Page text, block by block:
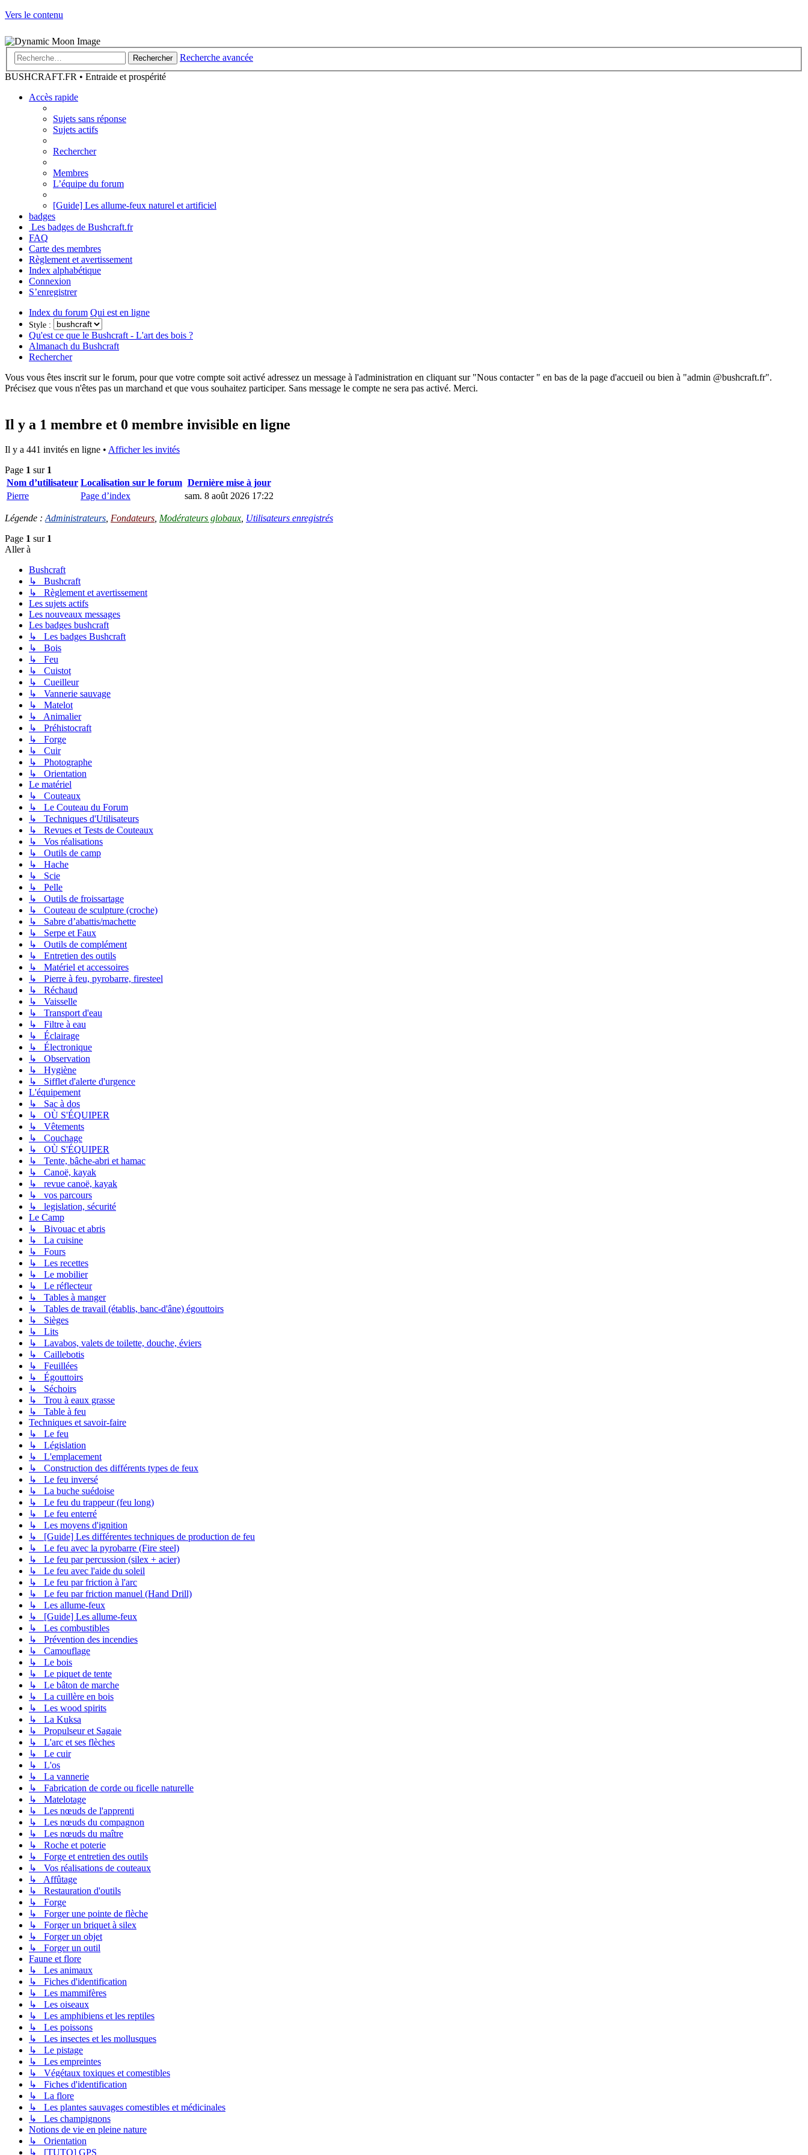
Vers le contenu
Rechercher
Recherche avancée
BUSHCRAFT.FR • Entraide et prospérité
Accès rapide
Sujets sans réponse
Sujets actifs
Rechercher
Membres
L’équipe du forum
[Guide] Les allume-feux naturel et artificiel
badges
Les badges de Bushcraft.fr
FAQ
Carte des membres
Règlement et avertissement
Index alphabétique
Connexion
S’enregistrer
Index du forum Qui est en ligne
Style :
Qu'est ce que le Bushcraft - L'art des bois ?
Almanach du Bushcraft
Rechercher
Vous vous êtes inscrit sur le forum, pour que votre compte soit activé adressez un message à l'administration en cliquant sur "Nous contacter " en bas de la page d'accueil ou bien à "admin @bushcraft.fr".
Précisez que vous n'êtes pas un marchand et que vous souhaitez participer. Sans message le compte ne sera pas activé. Merci.
Il y a 1 membre et 0 membre invisible en ligne
Il y a 441 invités en ligne • Afficher les invités
Page 1 sur 1
Nom d’utilisateur Localisation sur le forum Dernière mise à jour
Pierre
Page d’index sam. 8 août 2026 17:22
Légende :Administrateurs, Fondateurs, Modérateurs globaux, Utilisateurs enregistrés
Page 1 sur 1
Aller à
Bushcraft
↳ Bushcraft
↳ Règlement et avertissement
Les sujets actifs
Les nouveaux messages
Les badges bushcraft
↳ Les badges Bushcraft
↳ Bois
↳ Feu
↳ Cuistot
↳ Cueilleur
↳ Vannerie sauvage
↳ Matelot
↳ Animalier
↳ Préhistocraft
↳ Forge
↳ Cuir
↳ Photographe
↳ Orientation
Le matériel
↳ Couteaux
↳ Le Couteau du Forum
↳ Techniques d'Utilisateurs
↳ Revues et Tests de Couteaux
↳ Vos réalisations
↳ Outils de camp
↳ Hache
↳ Scie
↳ Pelle
↳ Outils de froissartage
↳ Couteau de sculpture (croche)
↳ Sabre d’abattis/machette
↳ Serpe et Faux
↳ Outils de complément
↳ Entretien des outils
↳ Matériel et accessoires
↳ Pierre à feu, pyrobarre, firesteel
↳ Réchaud
↳ Vaisselle
↳ Transport d'eau
↳ Filtre à eau
↳ Éclairage
↳ Électronique
↳ Observation
↳ Hygiène
↳ Sifflet d'alerte d'urgence
L'équipement
↳ Sac à dos
↳ OÙ S'ÉQUIPER
↳ Vêtements
↳ Couchage
↳ OÙ S'ÉQUIPER
↳ Tente, bâche-abri et hamac
↳ Canoë, kayak
↳ revue canoë, kayak
↳ vos parcours
↳ legislation, sécurité
Le Camp
↳ Bivouac et abris
↳ La cuisine
↳ Fours
↳ Les recettes
↳ Le mobilier
↳ Le réflecteur
↳ Tables à manger
↳ Tables de travail (établis, banc-d'âne) égouttoirs
↳ Sièges
↳ Lits
↳ Lavabos, valets de toilette, douche, éviers
↳ Caillebotis
↳ Feuillées
↳ Égouttoirs
↳ Séchoirs
↳ Trou à eaux grasse
↳ Table à feu
Techniques et savoir-faire
↳ Le feu
↳ Législation
↳ L'emplacement
↳ Construction des différents types de feux
↳ Le feu inversé
↳ La buche suédoise
↳ Le feu du trappeur (feu long)
↳ Le feu enterré
↳ Les moyens d'ignition
↳ [Guide] Les différentes techniques de production de feu
↳ Le feu avec la pyrobarre (Fire steel)
↳ Le feu par percussion (silex + acier)
↳ Le feu avec l'aide du soleil
↳ Le feu par friction à l'arc
↳ Le feu par friction manuel (Hand Drill)
↳ Les allume-feux
↳ [Guide] Les allume-feux
↳ Les combustibles
↳ Prévention des incendies
↳ Camouflage
↳ Le bois
↳ Le piquet de tente
↳ Le bâton de marche
↳ La cuillère en bois
↳ Les wood spirits
↳ La Kuksa
↳ Propulseur et Sagaie
↳ L'arc et ses flèches
↳ Le cuir
↳ L'os
↳ La vannerie
↳ Fabrication de corde ou ficelle naturelle
↳ Matelotage
↳ Les nœuds de l'apprenti
↳ Les nœuds du compagnon
↳ Les nœuds du maître
↳ Roche et poterie
↳ Forge et entretien des outils
↳ Vos réalisations de couteaux
↳ Affûtage
↳ Restauration d'outils
↳ Forge
↳ Forger une pointe de flèche
↳ Forger un briquet à silex
↳ Forger un objet
↳ Forger un outil
Faune et flore
↳ Les animaux
↳ Fiches d'identification
↳ Les mammifères
↳ Les oiseaux
↳ Les amphibiens et les reptiles
↳ Les poissons
↳ Les insectes et les mollusques
↳ Le pistage
↳ Les empreintes
↳ Végétaux toxiques et comestibles
↳ Fiches d'identification
↳ La flore
↳ Les plantes sauvages comestibles et médicinales
↳ Les champignons
Notions de vie en pleine nature
↳ Orientation
↳ [TUTO] GPS